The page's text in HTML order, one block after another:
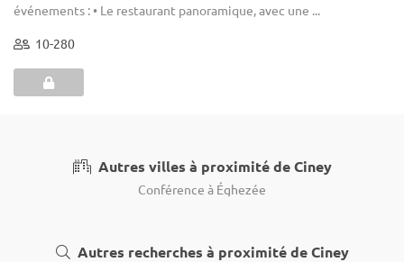
événements : • Le restaurant panoramique, avec une ...
10-280
Autres villes à proximité de Ciney
Conférence à Éghezée
Autres recherches à proximité de Ciney